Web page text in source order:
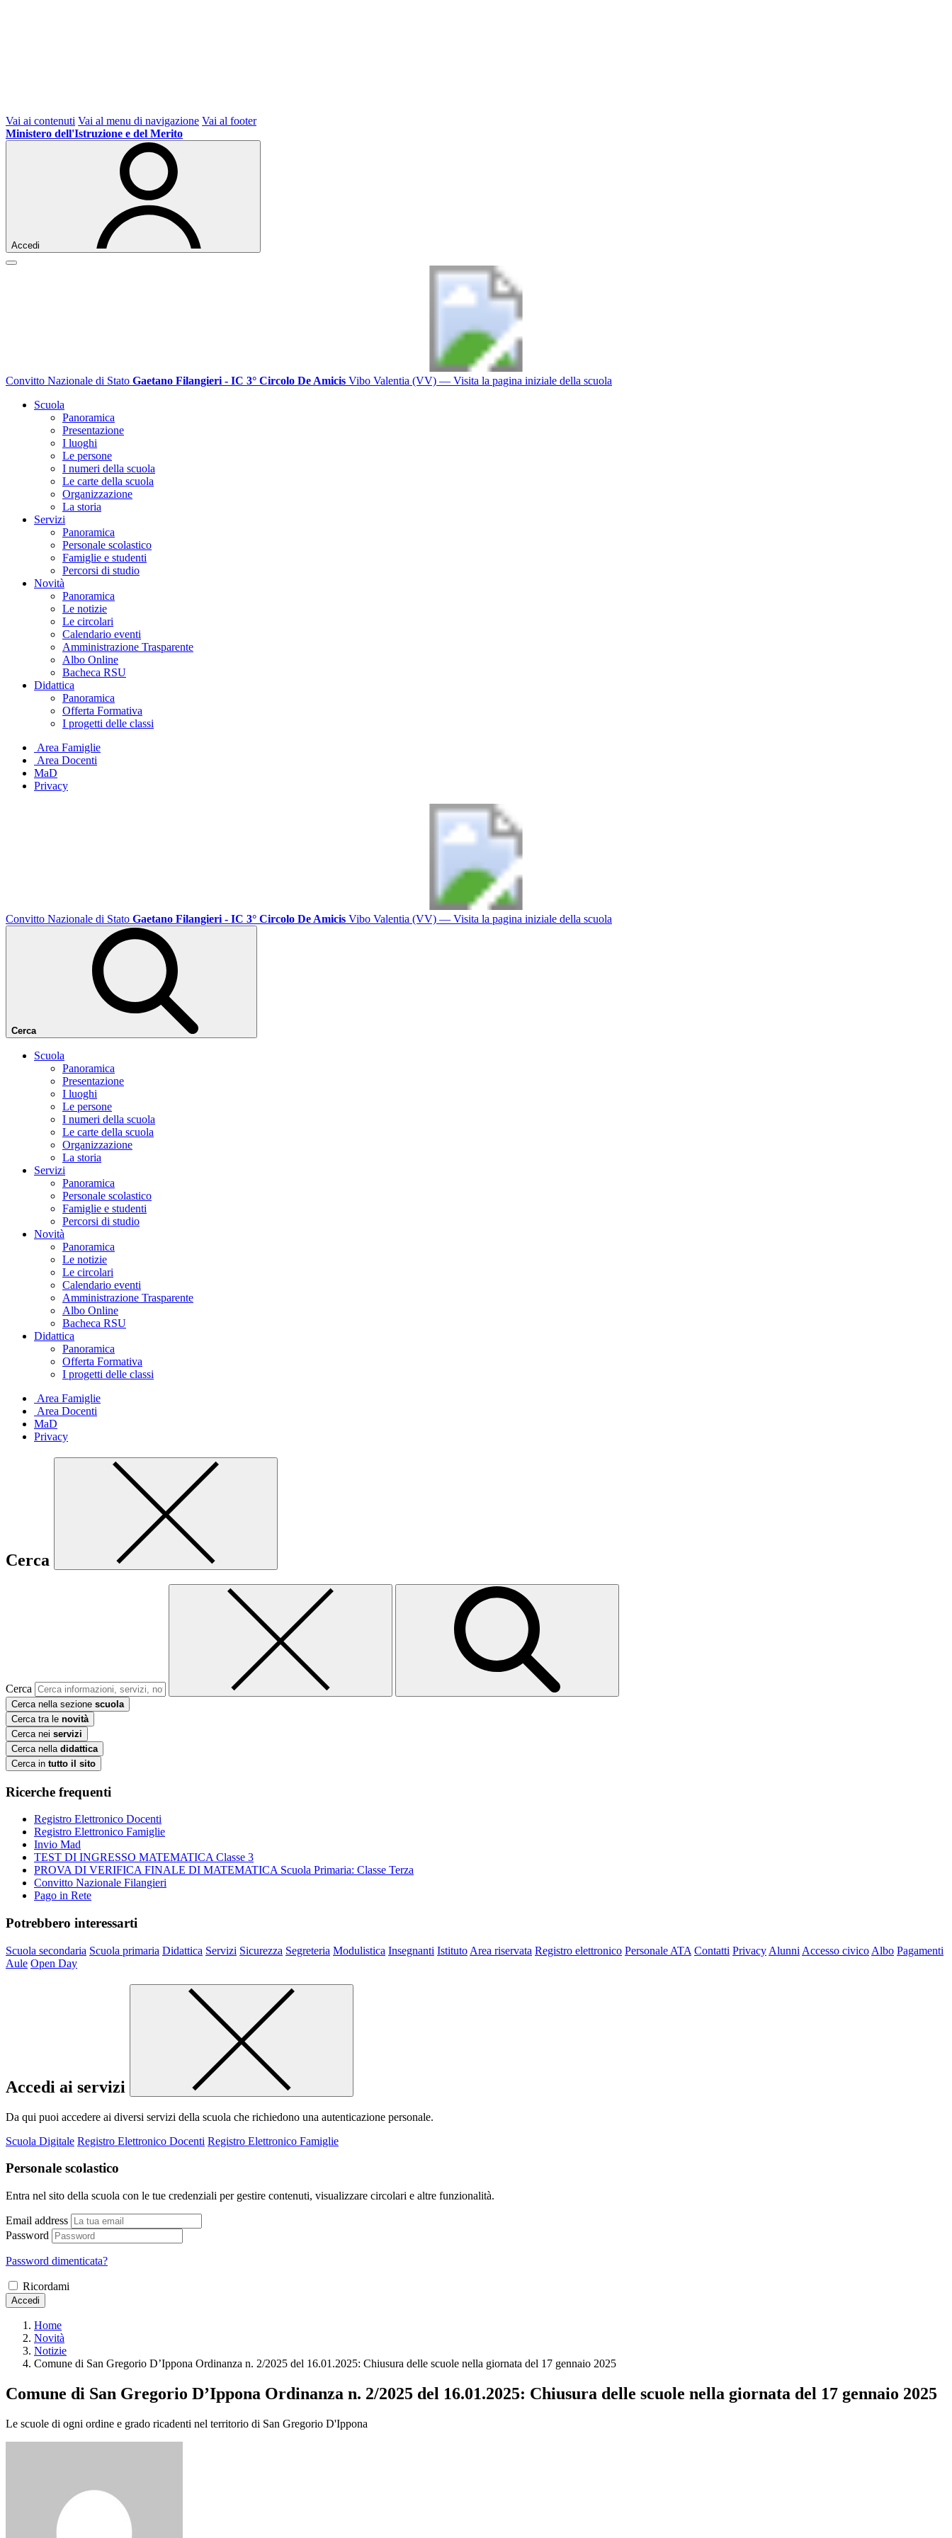
Vai ai contenuti Vai al menu di navigazione Vai al footer
Ministero dell'Istruzione e del Merito
Accedi
Convitto Nazionale di Stato Gaetano Filangieri - IC 3° Circolo De Amicis Vibo Valentia (VV) — Visita la pagina iniziale della scuola
Scuola
Panoramica
Presentazione
I luoghi
Le persone
I numeri della scuola
Le carte della scuola
Organizzazione
La storia
Servizi
Panoramica
Personale scolastico
Famiglie e studenti
Percorsi di studio
Novità
Panoramica
Le notizie
Le circolari
Calendario eventi
Amministrazione Trasparente
Albo Online
Bacheca RSU
Didattica
Panoramica
Offerta Formativa
I progetti delle classi
Area Famiglie
Area Docenti
MaD
Privacy
Convitto Nazionale di Stato Gaetano Filangieri - IC 3° Circolo De Amicis Vibo Valentia (VV) — Visita la pagina iniziale della scuola
Cerca
Scuola
Panoramica
Presentazione
I luoghi
Le persone
I numeri della scuola
Le carte della scuola
Organizzazione
La storia
Servizi
Panoramica
Personale scolastico
Famiglie e studenti
Percorsi di studio
Novità
Panoramica
Le notizie
Le circolari
Calendario eventi
Amministrazione Trasparente
Albo Online
Bacheca RSU
Didattica
Panoramica
Offerta Formativa
I progetti delle classi
Area Famiglie
Area Docenti
MaD
Privacy
Cerca
Cerca
Cerca nella sezione scuola
Cerca tra le novità
Cerca nei servizi
Cerca nella didattica
Cerca in tutto il sito
Ricerche frequenti
Registro Elettronico Docenti
Registro Elettronico Famiglie
Invio Mad
TEST DI INGRESSO MATEMATICA Classe 3
PROVA DI VERIFICA FINALE DI MATEMATICA Scuola Primaria: Classe Terza
Convitto Nazionale Filangieri
Pago in Rete
Potrebbero interessarti
Scuola secondaria Scuola primaria Didattica Servizi Sicurezza Segreteria Modulistica Insegnanti Istituto Area riservata Registro elettronico Personale ATA Contatti Privacy Alunni Accesso civico Albo Pagamenti
Aule Open Day
Accedi ai servizi
Da qui puoi accedere ai diversi servizi della scuola che richiedono una autenticazione personale.
Scuola Digitale Registro Elettronico Docenti Registro Elettronico Famiglie
Personale scolastico
Entra nel sito della scuola con le tue credenziali per gestire contenuti, visualizzare circolari e altre funzionalità.
Email address
Password
Password dimenticata?
Ricordami
Accedi
Home
Novità
Notizie
Comune di San Gregorio D’Ippona Ordinanza n. 2/2025 del 16.01.2025: Chiusura delle scuole nella giornata del 17 gennaio 2025
Comune di San Gregorio D’Ippona Ordinanza n. 2/2025 del 16.01.2025: Chiusura delle scuole nella giornata del 17 gennaio 2025
Le scuole di ogni ordine e grado ricadenti nel territorio di San Gregorio D'Ippona